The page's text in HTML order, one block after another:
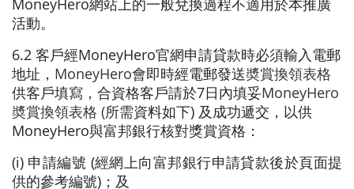
MoneyHero網站上的一般兌換過程不適用於本推廣
活動。
6.2 客戶經MoneyHero官網申請貸款時必須輸入電郵
地址， MoneyHero會即時經電郵發送奬賞換領表格
供客戶填寫，合資格客戶請於7日內填妥MoneyHero
奬賞換領表格 (所需資料如下) 及成功遞交，以供
MoneyHero與富邦銀行核對獎賞資格：
(i) 申請編號 (經網上向富邦銀行申請貸款後於頁面提
供的參考編號)；及